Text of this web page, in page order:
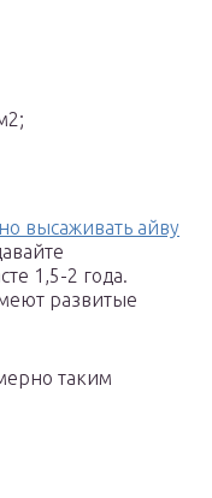
высаживать айву
1,5-2 года.
развитые
таким